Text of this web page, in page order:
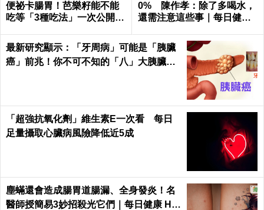
便祕卡腸胃！芭樂籽能不能
吃等「3種吃法」一次公開｜
0% 陳作孝：除了多喝水，
還需注意這些事｜每日健康
最新研究顯示：「牙周病」可能是「胰臟
癌」前兆！你不可不知的「八」大胰臟癌
「超強抗氧化劑」維生素E一次看 每日
足量攝取心臟病風險降低近5成
塵蟎還會造成腸胃道腸漏、全身發炎！名
醫師授簡易3妙招殺光它們｜每日健康 He